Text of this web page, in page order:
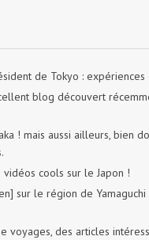
de Tokyo : expériences
blog découvert
! mais aussi ailleurs, bien
cools sur le Japon !
sur le région de Yamaguchi
voyages, des articles